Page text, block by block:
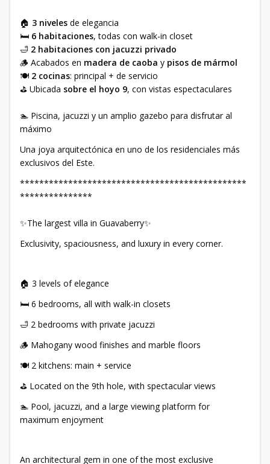
🏠 3 niveles de elegancia
🛏️ 6 habitaciones, todas con walk-in closet
🛁 2 habitaciones con jacuzzi privado
🪵 Acabados en madera de caoba y pisos de mármol
🍽️ 2 cocinas: principal + de servicio
⛳ Ubicada sobre el hoyo 9, con vistas espectaculares
🏊 Piscina, jacuzzi y un amplio gazebo para disfrutar al
máximo
Una joya arquitectónica en uno de los residenciales más
exclusivos del Este.
***********************************************
***************
✨The largest villa in Guavaberry✨
Exclusivity, spaciousness, and luxury in every corner.
🏠 3 levels of elegance
🛏️ 6 bedrooms, all with walk-in closets
🛁 2 bedrooms with private jacuzzi
🪵 Mahogany wood finishes and marble floors
🍽️ 2 kitchens: main + service
⛳ Located on the 9th hole, with spectacular views
🏊 Pool, jacuzzi, and a large viewing platform for
maximum enjoyment
An architectural gem in one of the most exclusive